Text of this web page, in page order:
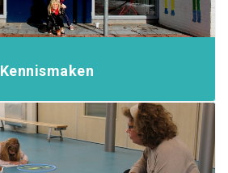
Kennismaken